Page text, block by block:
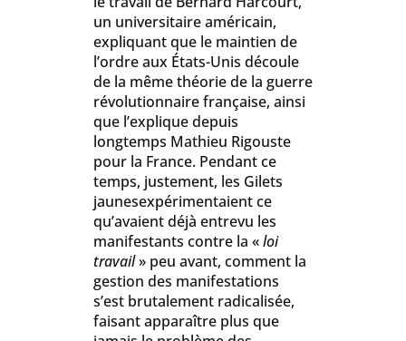
un universitaire américain,
expliquant que le maintien de
l’ordre aux États-Unis découle
de la même théorie de la guerre
révolutionnaire française, ainsi
que l’explique depuis
longtemps Mathieu Rigouste
pour la France. Pendant ce
temps, justement, les Gilets
jaunesexpérimentaient ce
qu’avaient déjà entrevu les
manifestants contre la «loi
travail» peu avant, comment la
gestion des manifestations
s’est brutalement radicalisée,
faisant apparaître plus que